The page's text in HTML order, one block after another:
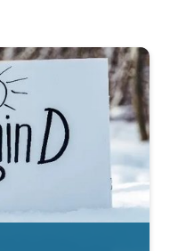
Koristi in tveganja. . .